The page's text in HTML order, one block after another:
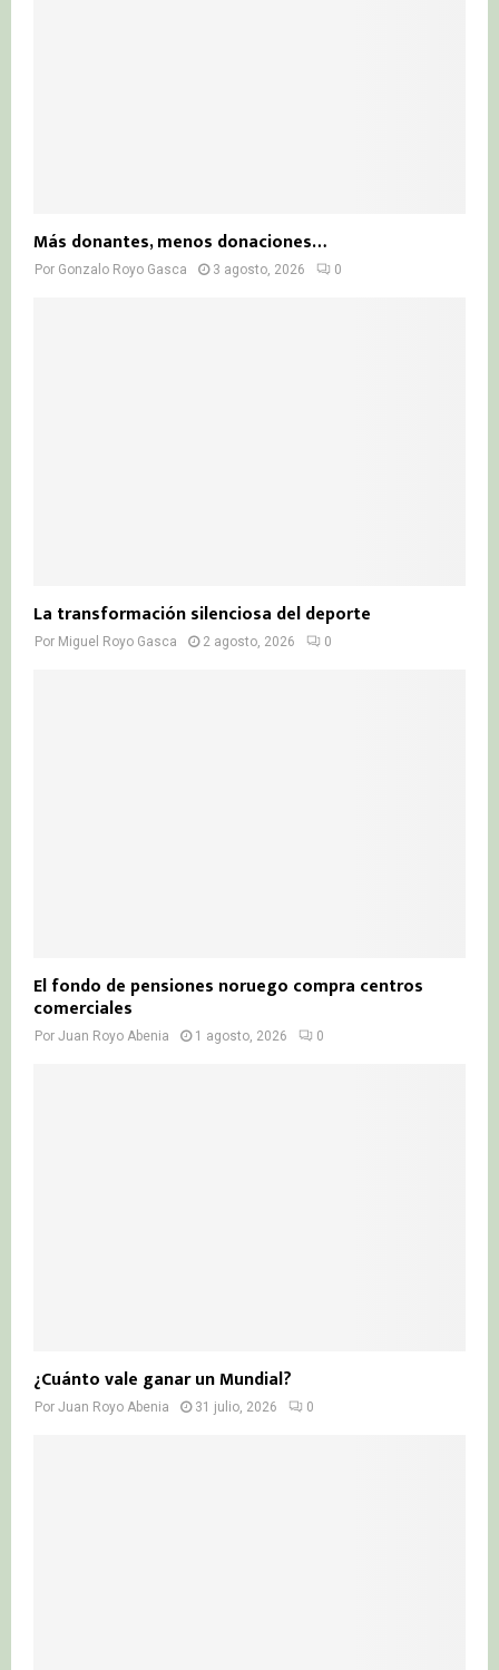
Más donantes, menos donaciones…
Por Gonzalo Royo Gasca 3 agosto, 2026 0
La transformación silenciosa del deporte
Por Miguel Royo Gasca 2 agosto, 2026 0
El fondo de pensiones noruego compra centros
comerciales
Por Juan Royo Abenia 1 agosto, 2026 0
¿Cuánto vale ganar un Mundial?
Por Juan Royo Abenia 31 julio, 2026 0